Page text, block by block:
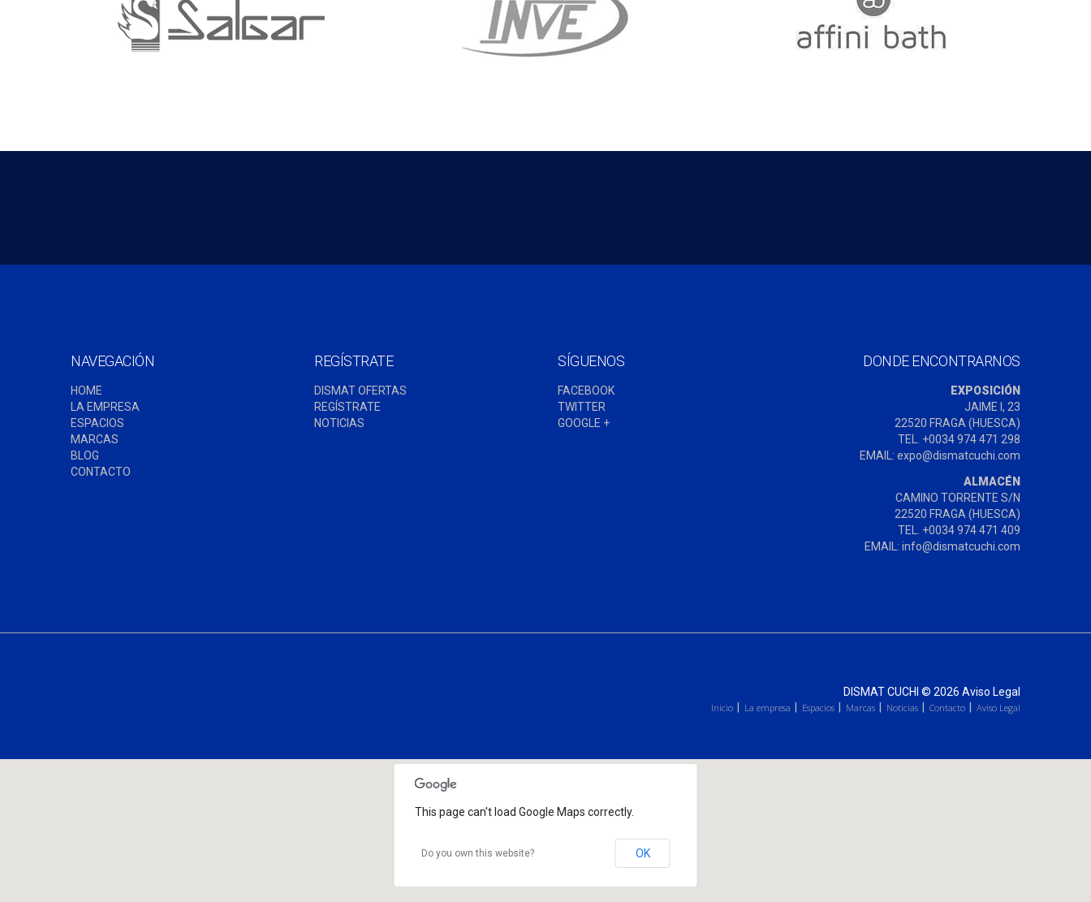
NAVEGACIÓN
HOME
LA EMPRESA
ESPACIOS
MARCAS
BLOG
CONTACTO
REGÍSTRATE
DISMAT OFERTAS
REGÍSTRATE
NOTICIAS
SÍGUENOS
FACEBOOK
TWITTER
GOOGLE +
DONDE ENCONTRARNOS
EXPOSICIÓN
JAIME I, 23
22520 FRAGA (HUESCA)
TEL. +0034 974 471 298
EMAIL: expo@dismatcuchi.com
ALMACÉN
CAMINO TORRENTE S/N
22520 FRAGA (HUESCA)
TEL. +0034 974 471 409
EMAIL: info@dismatcuchi.com
DISMAT CUCHI © 2026 Aviso Legal
Inicio La empresa Espacios Marcas Noticias Contacto Aviso Legal
This page can't load Google Maps correctly.
Do you own this website? OK